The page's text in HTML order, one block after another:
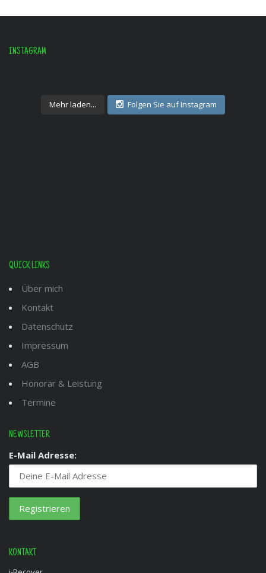
INSTAGRAM
Mehr laden... Folgen Sie auf Instagram
QUICK LINKS
Über mich
Kontakt
Datenschutz
Impressum
AGB
Honorar & Leistung
Termine
NEWSLETTER
E-Mail Adresse:
KONTAKT